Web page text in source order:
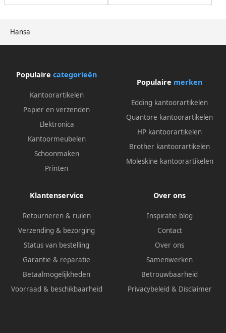
Hansa
Populaire categorieën
Kantoorartikelen
Papier en verzenden
Elektronica
Kantoormeubelen
Schoonmaken
Printen
Populaire merken
Edding kantoorartikelen
Quantore kantoorartikelen
HP kantoorartikelen
Brother kantoorartikelen
Moleskine kantoorartikelen
Klantenservice
Retourneren & ruilen
Verzending & bezorging
Status van bestelling
Garantie & reparatie
Betaalmogelijkheden
Voorraad & beschikbaarheid
Over ons
Inspiratie blog
Contact
Over ons
Samenwerken
Betrouwbaarheid
Privacybeleid & Disclaimer